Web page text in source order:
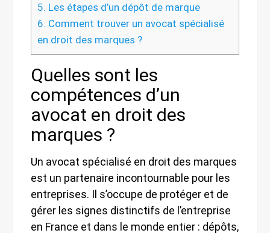
5. Les étapes d’un dépôt de marque
6. Comment trouver un avocat spécialisé
en droit des marques ?
Quelles sont les
compétences d’un
avocat en droit des
marques ?
Un avocat spécialisé en droit des marques
est un partenaire incontournable pour les
entreprises. Il s’occupe de protéger et de
gérer les signes distinctifs de l’entreprise
en France et dans le monde entier : dépôts,